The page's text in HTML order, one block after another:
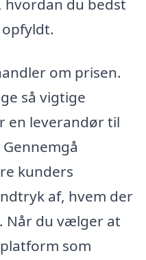
om prisen.
så vigtige
en leverandør til
kunders
af, hvem der
Når du vælger at
som